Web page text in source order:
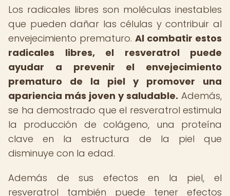
Los radicales libres son moléculas inestables
que pueden dañar las células y contribuir al
envejecimiento prematuro. Al combatir estos
radicales libres, el resveratrol puede
ayudar a prevenir el envejecimiento
prematuro de la piel y promover una
apariencia más joven y saludable. Además,
se ha demostrado que el resveratrol estimula
la producción de colágeno, una proteína
clave en la estructura de la piel que
disminuye con la edad.
Además de sus efectos en la piel, el
resveratrol también puede tener efectos